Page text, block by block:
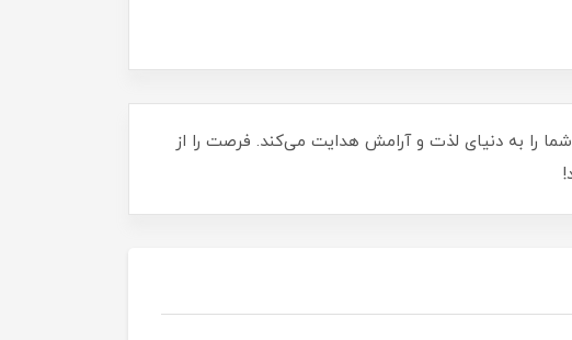
را به دنیای لذت و آرامش هدایت می‌کند. فرصت را از